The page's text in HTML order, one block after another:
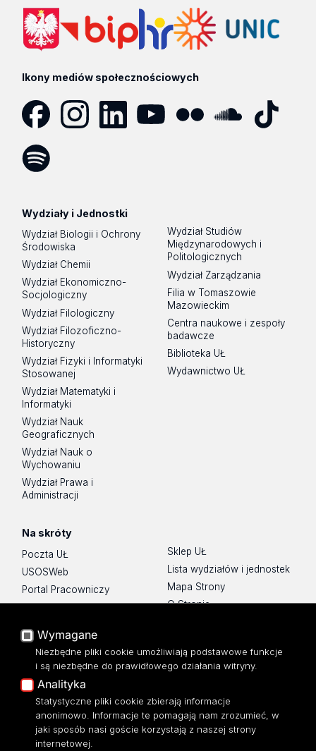
Ikony mediów społecznościowych
Wydziały i Jednostki
Wydział Biologii i Ochrony
Środowiska
Wydział Chemii
Wydział Ekonomiczno-
Socjologiczny
Wydział Filologiczny
Wydział Filozoficzno-
Historyczny
Wydział Fizyki i Informatyki
Stosowanej
Wydział Matematyki i
Informatyki
Wydział Nauk
Geograficznych
Wydział Nauk o
Wychowaniu
Wydział Prawa i
Administracji
Wydział Studiów
Międzynarodowych i
Politologicznych
Wydział Zarządzania
Filia w Tomaszowie
Mazowieckim
Centra naukowe i zespoły
badawcze
Biblioteka UŁ
Wydawnictwo UŁ
Na skróty
Poczta UŁ
USOSWeb
Portal Pracowniczy
Baza Aktów Własnych
Moodle
Eksperci UŁ
Polityka Prywatności
Dostępność
Sklep UŁ
Lista wydziałów i jednostek
Mapa Strony
O Stronie
Wymagane
Niezbędne pliki cookie umożliwiają podstawowe funkcje
i są niezbędne do prawidłowego działania witryny.
Analityka
Statystyczne pliki cookie zbierają informacje
anonimowo. Informacje te pomagają nam zrozumieć, w
jaki sposób nasi goście korzystają z naszej strony
internetowej.